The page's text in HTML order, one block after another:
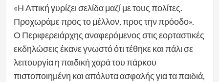
«Η Αττική γυρίζει σελίδα μαζί με τους πολίτες.
Προχωράμε προς το μέλλον, προς την πρόοδο».
Ο Περιφερειάρχης αναφερόμενος στις εορταστικές
εκδηλώσεις έκανε γνωστό ότι τέθηκε και πάλι σε
λειτουργία η παιδική χαρά του πάρκου
πιστοποιημένη και απόλυτα ασφαλής για τα παιδιά,